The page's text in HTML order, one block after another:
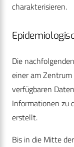
charakterisieren.
Die
einer am
verfügbaren
Informationen zu
erstellt.
Bis in die Mitte